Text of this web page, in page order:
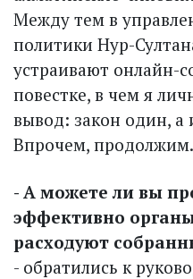
Между тем в
политики Нур-
устраивают онлайн-
повестке, в чем я
вывод: закон один, а
Впрочем, продолжим.
- А можете ли вы
эффективно
расходуют
- обратились к